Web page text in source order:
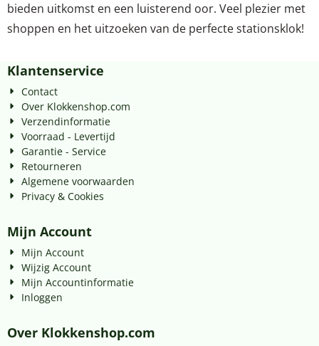
bieden uitkomst en een luisterend oor. Veel plezier met
shoppen en het uitzoeken van de perfecte stationsklok!
Klantenservice
Contact
Over Klokkenshop.com
Verzendinformatie
Voorraad - Levertijd
Garantie - Service
Retourneren
Algemene voorwaarden
Privacy & Cookies
Mijn Account
Mijn Account
Wijzig Account
Mijn Accountinformatie
Inloggen
Over Klokkenshop.com